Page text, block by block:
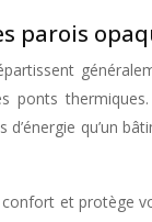
parois
ponts
qu’un
et protège